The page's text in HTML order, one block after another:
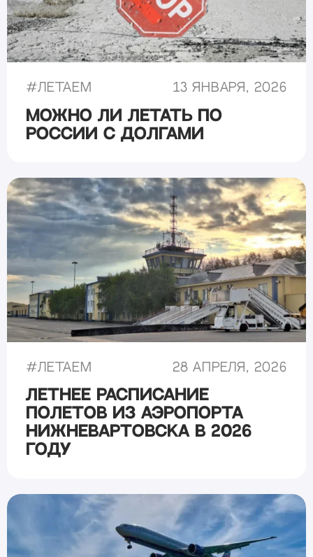
#Летаем 13 января, 2026
Можно ли летать по
России с долгами
#Летаем 28 апреля, 2026
Летнее расписание
полетов из аэропорта
Нижневартовска в 2026
году